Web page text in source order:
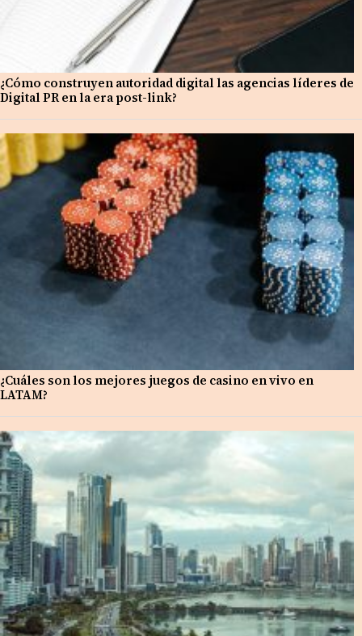
¿Cómo construyen autoridad digital las agencias líderes de
Digital PR en la era post-link?
¿Cuáles son los mejores juegos de casino en vivo en
LATAM?